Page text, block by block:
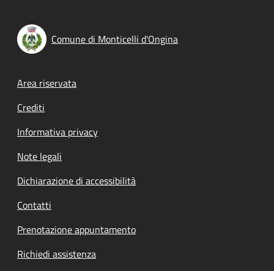
Comune di Monticelli d'Ongina
Footer menu
Area riservata
Crediti
Informativa privacy
Note legali
Dichiarazione di accessibilità
Contatti
Prenotazione appuntamento
Richiedi assistenza